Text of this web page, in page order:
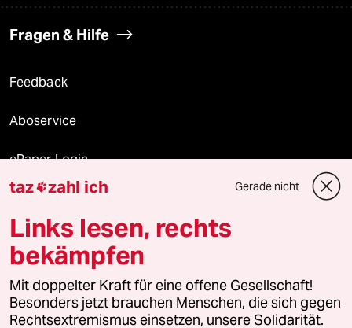
Fragen & Hilfe
Feedback
Aboservice
ePaper Login
Downloads für Abonnierende
© 2026 taz Verlags und Vertriebs GmbH
Alle Rechte vorbehalten. Bei rechtlichen Fragen oder für Genehmigungen
wenden Sie sich bitte an lizenzen@taz.de
taz zahl ich Gerade nicht
Links lesen, rechts
bekämpfen
Mit doppelter Kraft für eine offene Gesellschaft!
Besonders jetzt brauchen Menschen, die sich gegen
Rechtsextremismus einsetzen, unsere Solidarität.